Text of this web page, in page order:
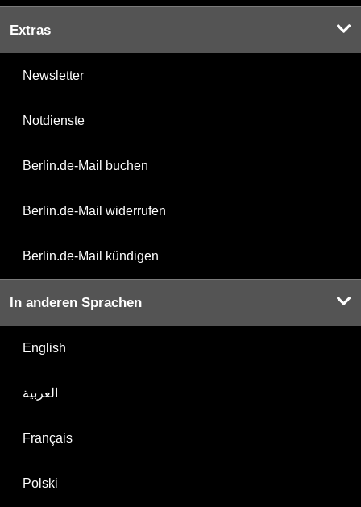
Extras
Newsletter
Notdienste
Berlin.de-Mail buchen
Berlin.de-Mail widerrufen
Berlin.de-Mail kündigen
In anderen Sprachen
English
العربية
Français
Polski